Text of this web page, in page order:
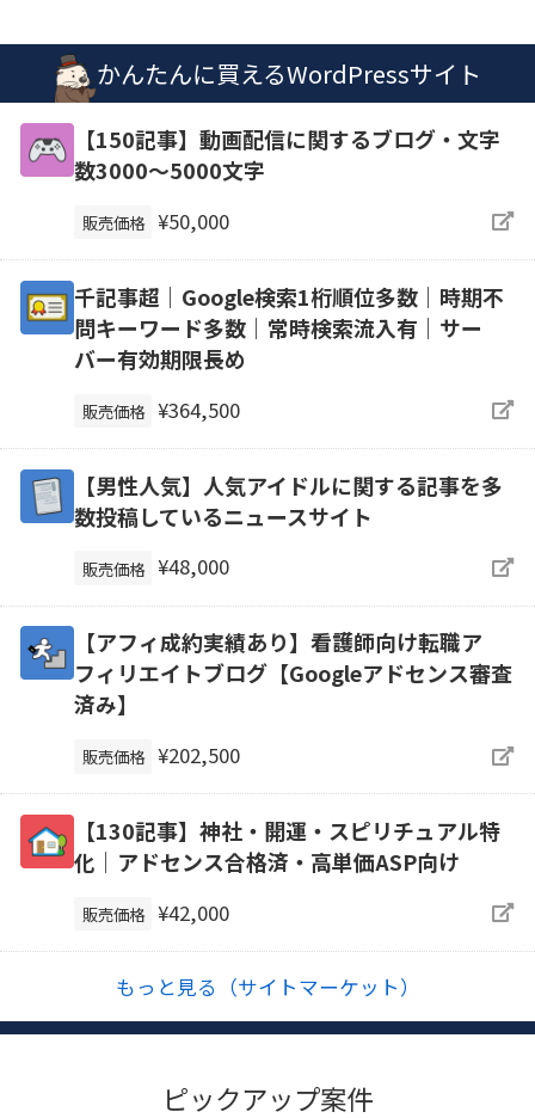
かんたんに買えるWordPressサイト
【150記事】動画配信に関するブログ・文字
数3000～5000文字
販売価格 ¥50,000
千記事超｜Google検索1桁順位多数｜時期不
問キーワード多数｜常時検索流入有｜サー
バー有効期限長め
販売価格 ¥364,500
【男性人気】人気アイドルに関する記事を多
数投稿しているニュースサイト
販売価格 ¥48,000
【アフィ成約実績あり】看護師向け転職ア
フィリエイトブログ【Googleアドセンス審査
済み】
販売価格 ¥202,500
【130記事】神社・開運・スピリチュアル特
化｜アドセンス合格済・高単価ASP向け
販売価格 ¥42,000
もっと見る（サイトマーケット）
ピックアップ案件